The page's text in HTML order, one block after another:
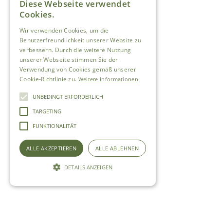
Diese Webseite verwendet
Cookies.
Wir verwenden Cookies, um die
Benutzerfreundlichkeit unserer Website zu
verbessern. Durch die weitere Nutzung
unserer Webseite stimmen Sie der
Verwendung von Cookies gemäß unserer
Cookie-Richtlinie zu. Weitere Informationen
UNBEDINGT ERFORDERLICH
TARGETING
FUNKTIONALITÄT
ALLE AKZEPTIEREN ALLE ABLEHNEN
DETAILS ANZEIGEN